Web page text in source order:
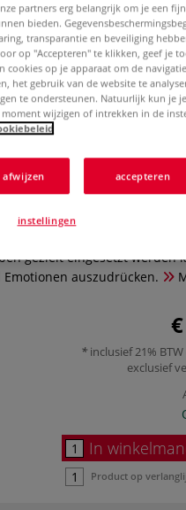
Kann ich! (Kunst
gezielt eingesetzt werden
auszudrücken.
inclusief 21% BTW
exclusief
In
Product op
partners erg belangrijk om je een
bieden.
transparantie en beveiliging
op "Accepteren" te klikken, geef je
cookies op je apparaat om de
het gebruik van de website te
te ondersteunen. Natuurlijk kun je je
wijzigen of intrekken in de
afwijzen accepteren
instellingen